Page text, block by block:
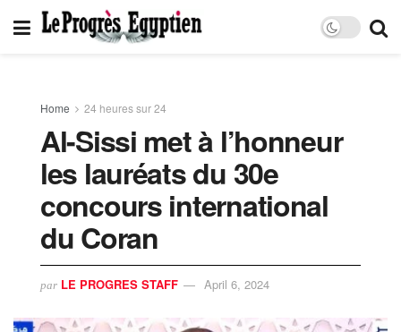
Home 24 heures sur 24
Al-Sissi met à l’honneur
les lauréats du 30e
concours international
du Coran
par LE PROGRES STAFF April 6, 2024